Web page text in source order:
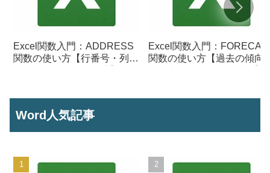
Excel関数入門：ADDRESS
関数の使い方【行番号・列番
Excel関数入門：
関数の使い方【過去の傾向
Word人気記事